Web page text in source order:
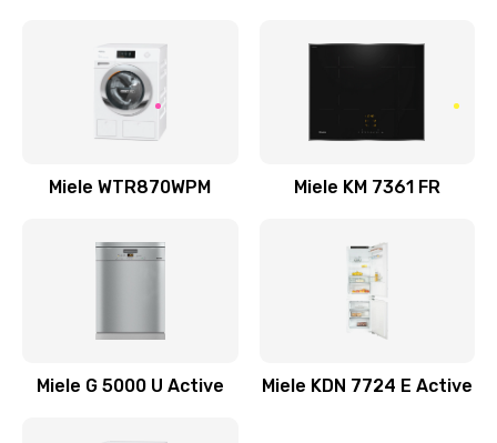
Miele WTR870WPM Miele KM 7361 FR
Miele G 5000 U Active Miele KDN 7724 E Active